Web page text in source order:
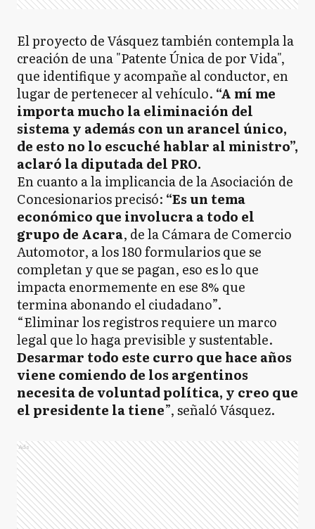
El proyecto de Vásquez también contempla la
creación de una "Patente Única de por Vida",
que identifique y acompañe al conductor, en
lugar de pertenecer al vehículo. “A mí me
importa mucho la eliminación del
sistema y además con un arancel único,
de esto no lo escuché hablar al ministro”,
aclaró la diputada del PRO.
En cuanto a la implicancia de la Asociación de
Concesionarios precisó: “Es un tema
económico que involucra a todo el
grupo de Acara, de la Cámara de Comercio
Automotor, a los 180 formularios que se
completan y que se pagan, eso es lo que
impacta enormemente en ese 8% que
termina abonando el ciudadano”.
“Eliminar los registros requiere un marco
legal que lo haga previsible y sustentable.
Desarmar todo este curro que hace años
viene comiendo de los argentinos
necesita de voluntad política, y creo que
el presidente la tiene”, señaló Vásquez.
Ads